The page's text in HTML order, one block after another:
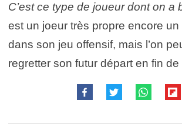
C’est ce type de joueur dont on a
est un joeur très propre encore un
dans son jeu offensif, mais l’on
regretter son futur départ en fin